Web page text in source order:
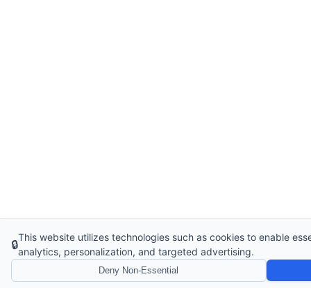
🔒
This website utilizes technologies such as cookies to enable
analytics, personalization, and targeted advertising.
Deny Non-Essential